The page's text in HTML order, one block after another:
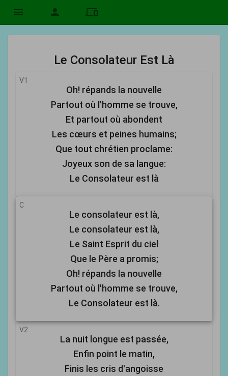
menu person devices
Le Consolateur Est Là
V1
Oh! répands la nouvelle
Partout où l'homme se trouve,
Et partout où abondent
Les cœurs et peines humains;
Que tout chrétien proclame:
Joyeux son de sa langue:
Le Consolateur est là
C
Le consolateur est là,
Le consolateur est là,
Le Saint Esprit du ciel
Que le Père a promis;
Oh! répands la nouvelle
Partout où l'homme se trouve,
Le Consolateur est là.
V2
La nuit longue est passée,
Enfin point le matin,
Finis les cris d'angoisse